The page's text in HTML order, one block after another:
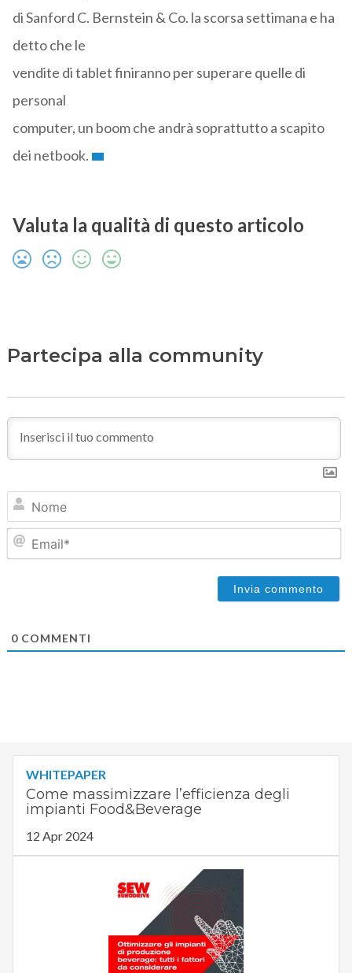
di Sanford C. Bernstein & Co. la scorsa settimana e ha
detto che le
vendite di tablet finiranno per superare quelle di
personal
computer, un boom che andrà soprattutto a scapito
dei netbook.
Valuta la qualità di questo articolo
Partecipa alla community
0COMMENTI
WHITEPAPER
Come massimizzare l’efficienza degli
impianti Food&Beverage
12 Apr 2024